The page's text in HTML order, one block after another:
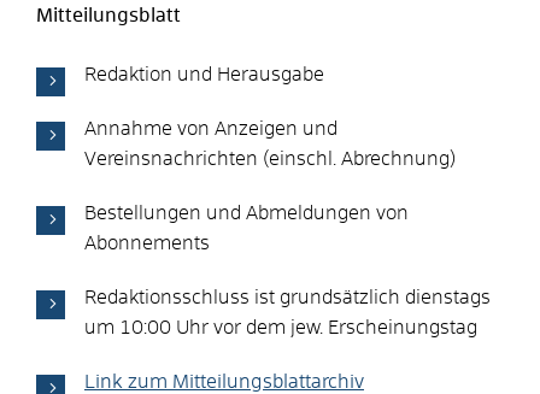
Mitteilungsblatt
Redaktion und Herausgabe
Annahme von Anzeigen und
Vereinsnachrichten (einschl. Abrechnung)
Bestellungen und Abmeldungen von
Abonnements
Redaktionsschluss ist grundsätzlich dienstags
um 10:00 Uhr vor dem jew. Erscheinungstag
Link zum Mitteilungsblattarchiv